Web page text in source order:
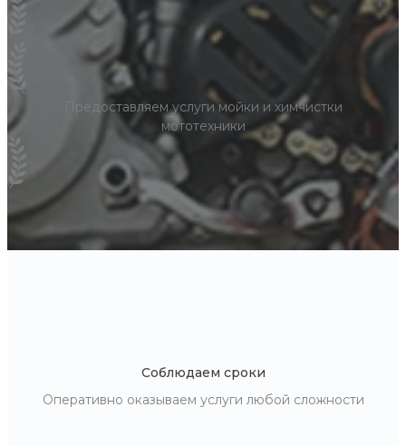
Предоставляем услуги мойки и химчистки
мототехники
Соблюдаем сроки
Оперативно оказываем услуги любой сложности